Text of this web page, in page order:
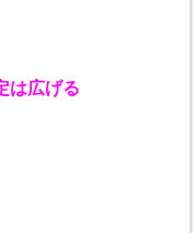
は広げる